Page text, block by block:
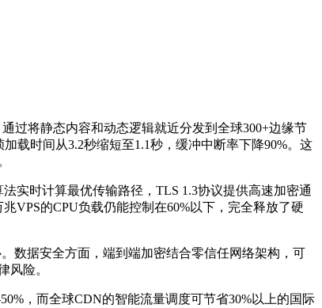
过将静态内容和动态逻辑就近分发到全球300+边缘节
加载时间从3.2秒缩短至1.1秒，缓冲中断率下降90%。这
实时计算最优传输路径， TLS 1.3协议提供高速加密通
兆VPS的CPU负载仍能控制在60%以下，完全释放了硬
数据安全方面，端到端加密结合零信任网络架构，可
风险。
，而全球CDN的智能流量调度可节省30%以上的国际